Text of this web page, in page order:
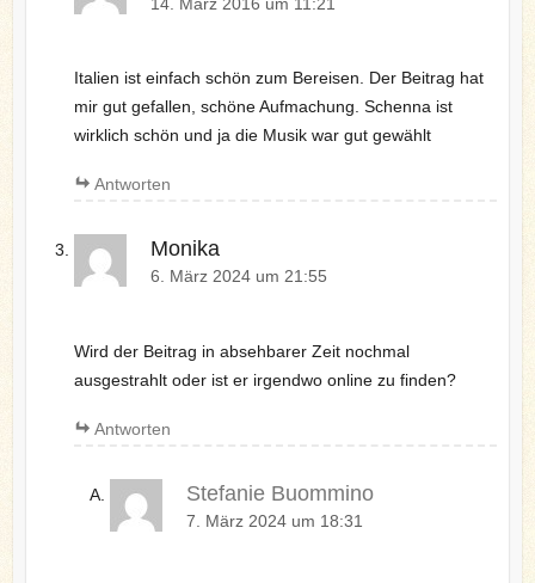
14. März 2016 um 11:21
Italien ist einfach schön zum Bereisen. Der Beitrag hat
mir gut gefallen, schöne Aufmachung. Schenna ist
wirklich schön und ja die Musik war gut gewählt
Antworten
Monika
6. März 2024 um 21:55
Wird der Beitrag in absehbarer Zeit nochmal
ausgestrahlt oder ist er irgendwo online zu finden?
Antworten
Stefanie Buommino
7. März 2024 um 18:31